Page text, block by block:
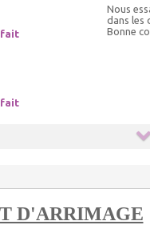
Nous
dans les
Bonne
D'ARRIMAGE